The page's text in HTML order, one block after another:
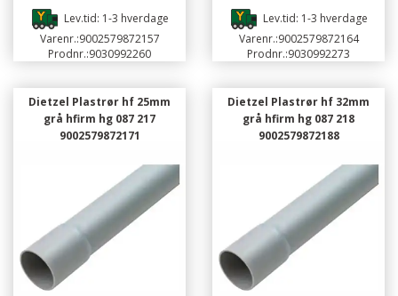
Lev.tid: 1-3 hverdage
Varenr.:9002579872157
Prodnr.:9030992260
Lev.tid: 1-3 hverdage
Varenr.:9002579872164
Prodnr.:9030992273
Dietzel Plastrør hf 25mm
grå hfirm hg 087 217
9002579872171
Dietzel Plastrør hf 32mm
grå hfirm hg 087 218
9002579872188